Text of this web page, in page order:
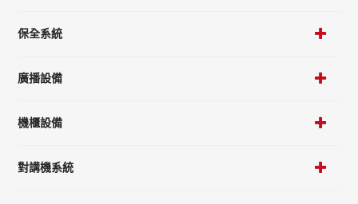
保全系統
廣播設備
機櫃設備
對講機系統